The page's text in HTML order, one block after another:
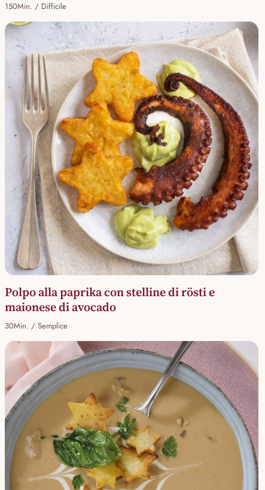
150Min. / Difficile
Polpo alla paprika con stelline di rösti e
maionese di avocado
30Min. / Semplice